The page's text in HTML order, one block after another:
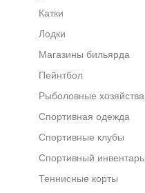
Катки
Лодки
Магазины бильярда
Пейнтбол
Рыболовные хозяйства
Спортивная одежда
Спортивные клубы
Спортивный инвентарь
Теннисные корты